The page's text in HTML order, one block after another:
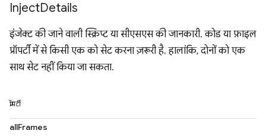
InjectDetails
इंजेक्ट की जाने वाली स्क्रिप्ट या सीएसएस की जानकारी. कोड या फ़ाइल
प्रॉपर्टी में से किसी एक को सेट करना ज़रूरी है. हालांकि, दोनों को एक
साथ सेट नहीं किया जा सकता.
प्रॉपर्टी
allFrames